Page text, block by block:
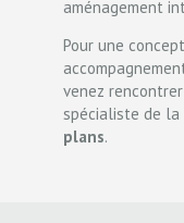
aménagement
Pour une
venez
spécialiste de la
plans.